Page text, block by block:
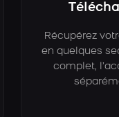
Récupérez
en quelques
complet,